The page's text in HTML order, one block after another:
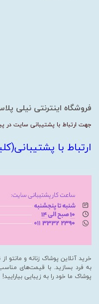
فروشگاه اینترنتی نیلی
جهت ارتباط با پشتیبانی سایت در
ارتباط با
خرید آنلاین پوشاک زنانه و مانتو
به فرد بسازید. با قیمت‌های
پوشاک ما خود را به زیبایی بیارایید!